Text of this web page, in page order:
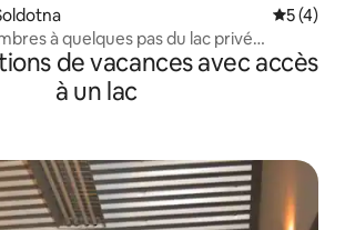
5 (4)
à quelques pas du lac privé
de vacances avec accès
à un lac